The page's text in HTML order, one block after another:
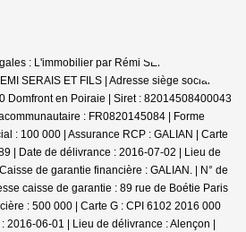
: L'immobilier par Rémi SERAIS -
SERAIS ET FILS | Adresse siège social : 6
Domfront en Poiraie | Siret : 82014508400043
: FR0820145084 | Forme
: 100 000 | Assurance RCP : GALIAN | Carte
| Date de délivrance : 2016-07-02 | Lieu de
de garantie financière : GALIAN. | N° de
caisse de garantie : 89 rue de Boétie Paris
: 500 000 | Carte G : CPI 6102 2016 000
2016-06-01 | Lieu de délivrance : Alençon |